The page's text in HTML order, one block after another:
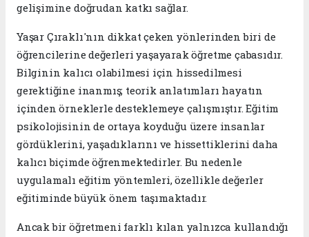
gelişimine doğrudan katkı sağlar.
Yaşar Çıraklı'nın dikkat çeken yönlerinden biri de
öğrencilerine değerleri yaşayarak öğretme çabasıdır.
Bilginin kalıcı olabilmesi için hissedilmesi
gerektiğine inanmış; teorik anlatımları hayatın
içinden örneklerle desteklemeye çalışmıştır. Eğitim
psikolojisinin de ortaya koyduğu üzere insanlar
gördüklerini, yaşadıklarını ve hissettiklerini daha
kalıcı biçimde öğrenmektedirler. Bu nedenle
uygulamalı eğitim yöntemleri, özellikle değerler
eğitiminde büyük önem taşımaktadır.
Ancak bir öğretmeni farklı kılan yalnızca kullandığı